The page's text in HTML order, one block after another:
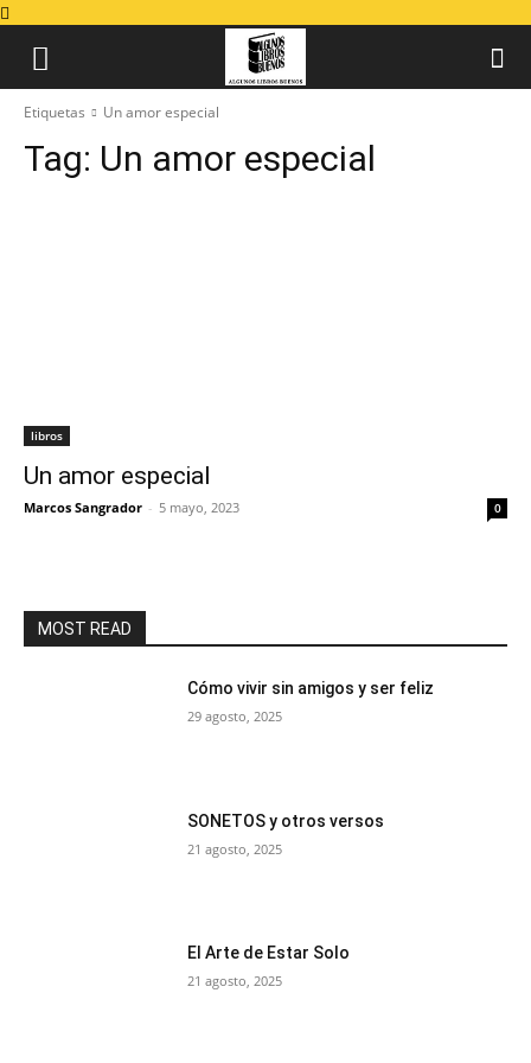
Etiquetas Un amor especial
Tag: Un amor especial
libros
Un amor especial
Marcos Sangrador - 5 mayo, 2023 0
MOST READ
Cómo vivir sin amigos y ser feliz
29 agosto, 2025
SONETOS y otros versos
21 agosto, 2025
El Arte de Estar Solo
21 agosto, 2025